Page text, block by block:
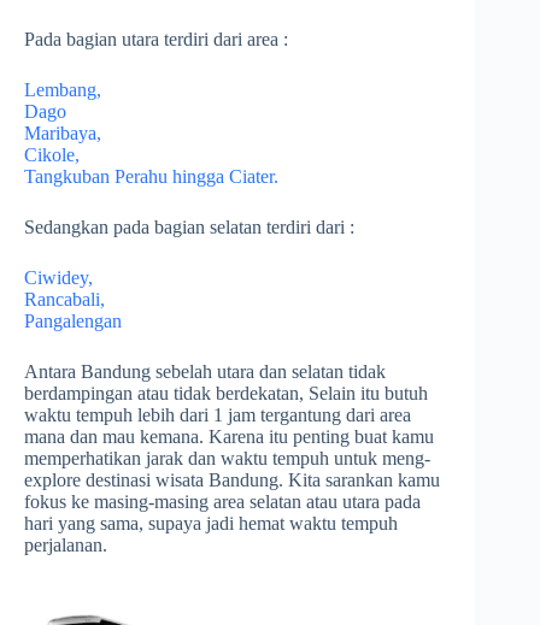
Pada bagian utara terdiri dari area :
Lembang,
Dago
Maribaya,
Cikole,
Tangkuban Perahu hingga Ciater.
Sedangkan pada bagian selatan terdiri dari :
Ciwidey,
Rancabali,
Pangalengan
Antara Bandung sebelah utara dan selatan tidak
berdampingan atau tidak berdekatan, Selain itu butuh
waktu tempuh lebih dari 1 jam tergantung dari area
mana dan mau kemana. Karena itu penting buat kamu
memperhatikan jarak dan waktu tempuh untuk meng-
explore destinasi wisata Bandung. Kita sarankan kamu
fokus ke masing-masing area selatan atau utara pada
hari yang sama, supaya jadi hemat waktu tempuh
perjalanan.